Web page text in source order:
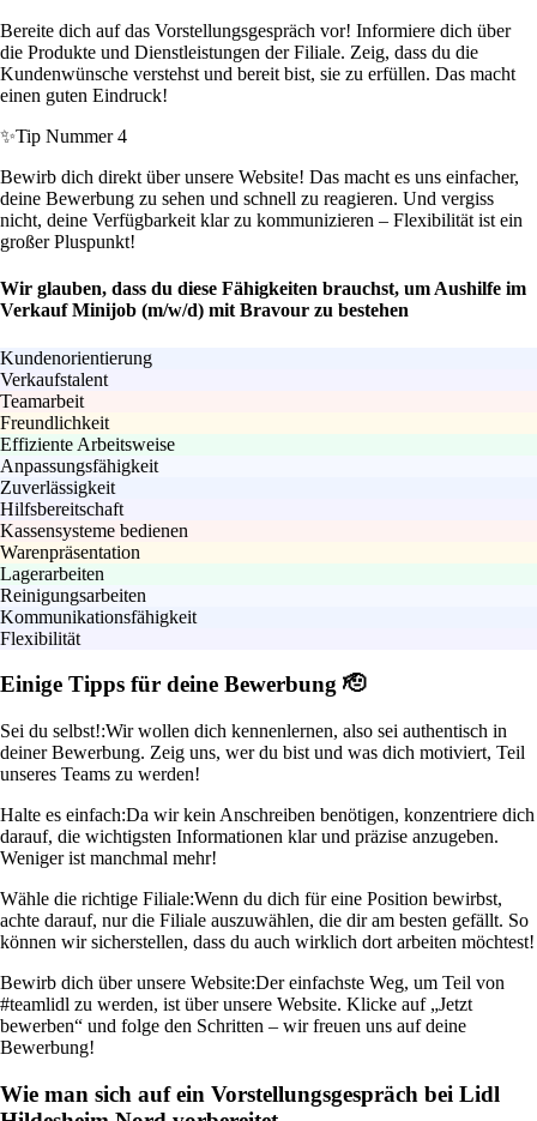
Bereite dich auf das Vorstellungsgespräch vor! Informiere dich über
die Produkte und Dienstleistungen der Filiale. Zeig, dass du die
Kundenwünsche verstehst und bereit bist, sie zu erfüllen. Das macht
einen guten Eindruck!
✨Tip Nummer 4
Bewirb dich direkt über unsere Website! Das macht es uns einfacher,
deine Bewerbung zu sehen und schnell zu reagieren. Und vergiss
nicht, deine Verfügbarkeit klar zu kommunizieren – Flexibilität ist ein
großer Pluspunkt!
Wir glauben, dass du diese Fähigkeiten brauchst, um Aushilfe im
Verkauf Minijob (m/w/d) mit Bravour zu bestehen
Kundenorientierung
Verkaufstalent
Teamarbeit
Freundlichkeit
Effiziente Arbeitsweise
Anpassungsfähigkeit
Zuverlässigkeit
Hilfsbereitschaft
Kassensysteme bedienen
Warenpräsentation
Lagerarbeiten
Reinigungsarbeiten
Kommunikationsfähigkeit
Flexibilität
Einige Tipps für deine Bewerbung 🫡
Sei du selbst!:Wir wollen dich kennenlernen, also sei authentisch in
deiner Bewerbung. Zeig uns, wer du bist und was dich motiviert, Teil
unseres Teams zu werden!
Halte es einfach:Da wir kein Anschreiben benötigen, konzentriere dich
darauf, die wichtigsten Informationen klar und präzise anzugeben.
Weniger ist manchmal mehr!
Wähle die richtige Filiale:Wenn du dich für eine Position bewirbst,
achte darauf, nur die Filiale auszuwählen, die dir am besten gefällt. So
können wir sicherstellen, dass du auch wirklich dort arbeiten möchtest!
Bewirb dich über unsere Website:Der einfachste Weg, um Teil von
#teamlidl zu werden, ist über unsere Website. Klicke auf „Jetzt
bewerben“ und folge den Schritten – wir freuen uns auf deine
Bewerbung!
Wie man sich auf ein Vorstellungsgespräch bei Lidl